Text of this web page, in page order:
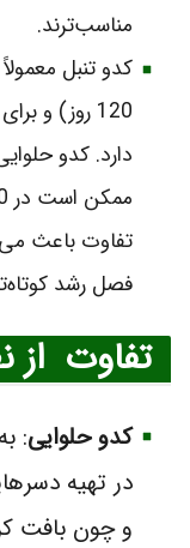
مناسب‌ترند.
120 روز) و
دارد. کدو
تفاوت باعث
فصل رشد
تفاوت از
کدو حلوایی:
در تهیه
و چون بافت